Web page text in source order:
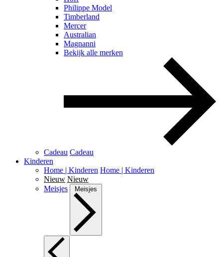
Philippe Model
Timberland
Mercer
Australian
Magnanni
Bekijk alle merken
Cadeau Cadeau
Kinderen
Home | Kinderen Home | Kinderen
Nieuw Nieuw
Meisjes
Meisjes